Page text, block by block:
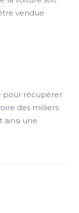
vendue
pour récupérer
des milliers
ainsi une